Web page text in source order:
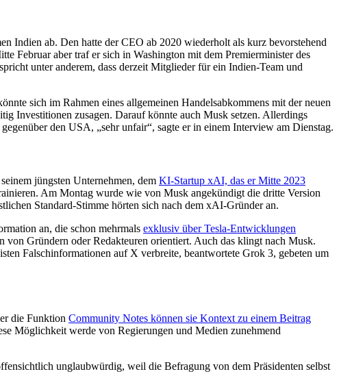
Indien ab. Den hatte der CEO ab 2020 wiederholt als kurz bevorstehend
Februar aber traf er sich in Washington mit dem Premierminister des
unter anderem, dass derzeit Mitglieder für ein Indien-Team und
sich im Rahmen eines allgemeinen Handelsabkommens mit der neuen
Investitionen zusagen. Darauf könnte auch Musk setzen. Allerdings
den USA, „sehr unfair“, sagte er in einem Interview am Dienstag.
jüngsten Unternehmen, dem KI-Startup xAI, das er Mitte 2023
Am Montag wurde wie von Musk angekündigt die dritte Version
Standard-Stimme hörten sich nach dem xAI-Gründer an.
an, die schon mehrmals exklusiv über Tesla-Entwicklungen
von Gründern oder Redakteuren orientiert. Auch das klingt nach Musk.
Falschinformationen auf X verbreite, beantwortete Grok 3, gebeten um
die Funktion Community Notes können sie Kontext zu einem Beitrag
Möglichkeit werde von Regierungen und Medien zunehmend
unglaubwürdig, weil die Befragung von dem Präsidenten selbst